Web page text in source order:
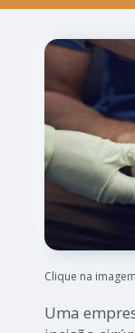
Clique na
Uma